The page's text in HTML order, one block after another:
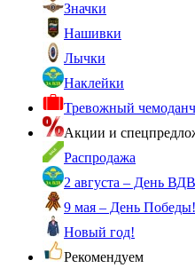
Значки
Нашивки
Лычки
Наклейки
Тревожный
Акции и
Распродажа
2 августа – День
9 мая – День Победы!
Новый год!
Рекомендуем